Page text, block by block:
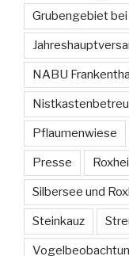
Grubengebiet
NABU
Pflaumenwiese
Presse
Silbersee und
Steinkauz